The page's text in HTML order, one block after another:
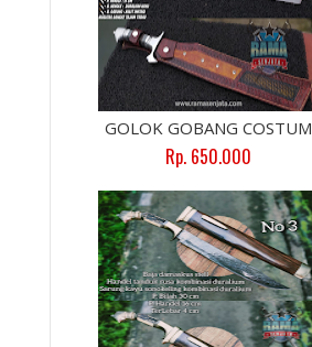
GOLOK GOBANG COSTUM
Rp. 650.000